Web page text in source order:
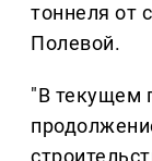
тоннеля от
Полевой.
"В текущем